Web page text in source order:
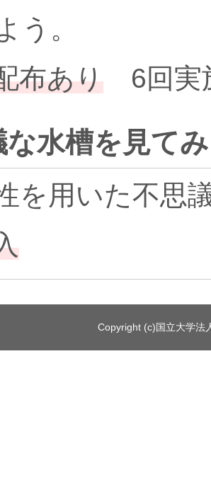
う。
布あり 6回実
な水槽を見て
を用いた不思
Copyright (c)国立大学法